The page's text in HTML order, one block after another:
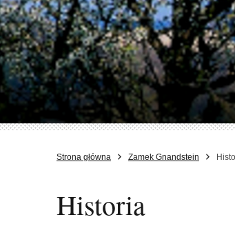
Strona główna Zamek Gnandstein
Historia